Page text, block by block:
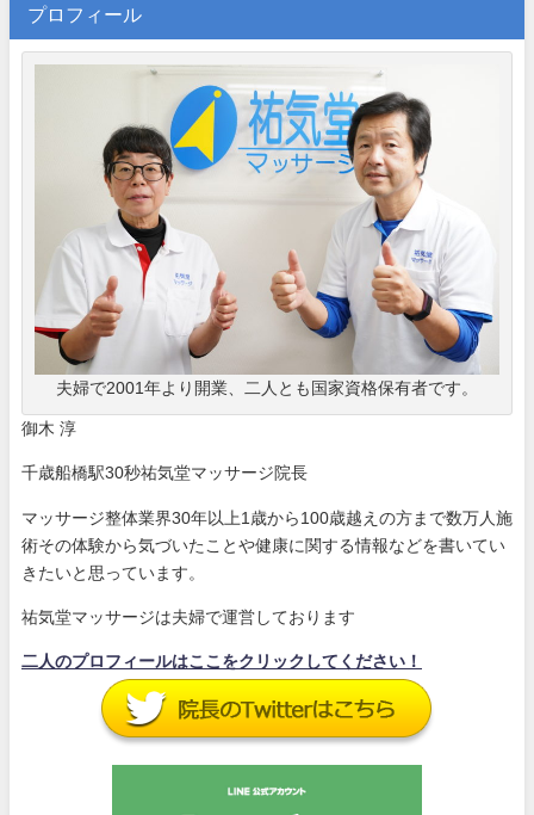
プロフィール
夫婦で2001年より開業、二人とも国家資格保有者です。
御木 淳
千歳船橋駅30秒祐気堂マッサージ院長
マッサージ整体業界30年以上1歳から100歳越えの方まで数万人施
術その体験から気づいたことや健康に関する情報などを書いてい
きたいと思っています。
祐気堂マッサージは夫婦で運営しております
二人のプロフィールはここをクリックしてください！